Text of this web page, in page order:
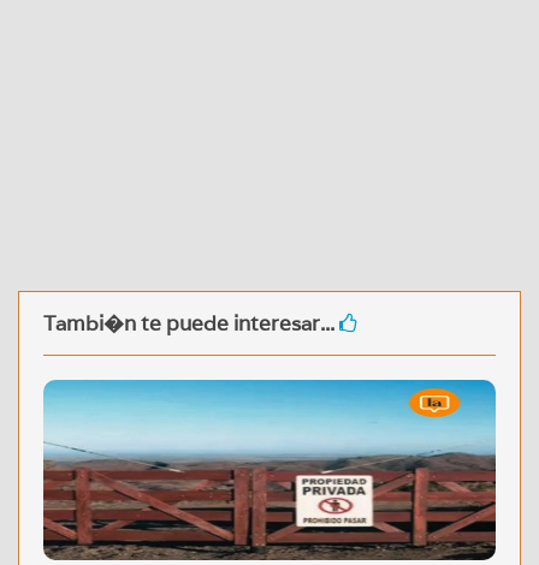
Tambi�n te puede interesar...